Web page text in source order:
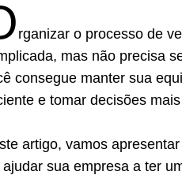
rganizar o processo de
mas não precisa
consegue manter sua
e tomar decisões
artigo, vamos apresentar
ajudar sua empresa a ter